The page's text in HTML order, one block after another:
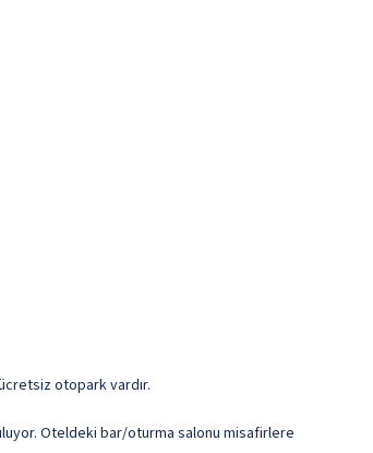
otopark vardır.
Oteldeki bar/oturma salonu misafirlere